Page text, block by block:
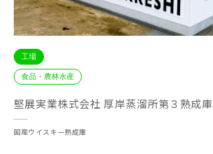
工場
食品・農林水産
堅展実業株式会社 厚岸蒸溜所第３熟成庫
国産ウイスキー熟成庫